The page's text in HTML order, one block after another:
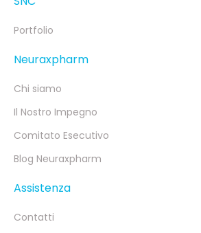
Portfolio
Neuraxpharm
Chi siamo
Il Nostro Impegno
Comitato Esecutivo
Blog Neuraxpharm
Assistenza
Contatti